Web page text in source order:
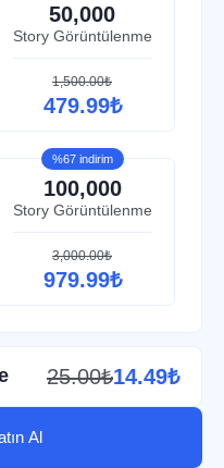
50,000
Story Görüntülenme
1,500.00₺
479.99₺
%67 indirim
100,000
Story Görüntülenme
3,000.00₺
979.99₺
25.00₺14.49₺
Al